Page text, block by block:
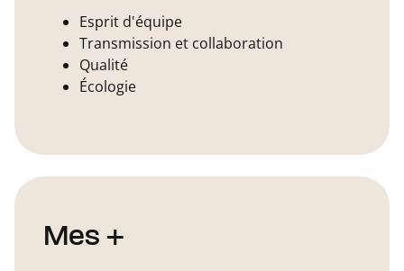
Esprit d'équipe
Transmission et collaboration
Qualité
Écologie
Mes +